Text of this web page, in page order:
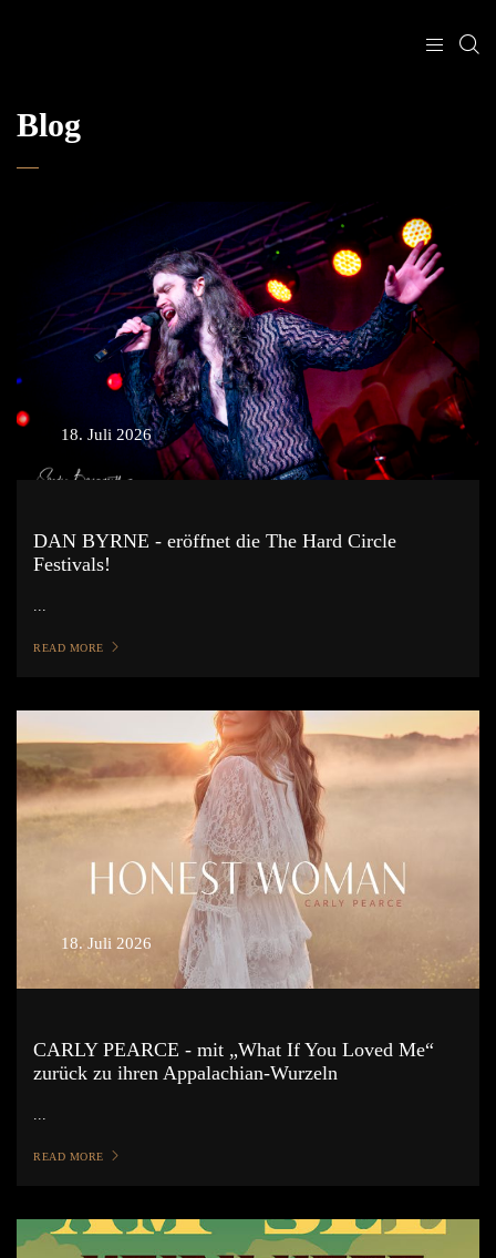
Blog
18. Juli 2026
DAN BYRNE - eröffnet die The Hard Circle
Festivals!
READ MORE
18. Juli 2026
CARLY PEARCE - mit „What If You Loved Me“
zurück zu ihren Appalachian-Wurzeln
READ MORE